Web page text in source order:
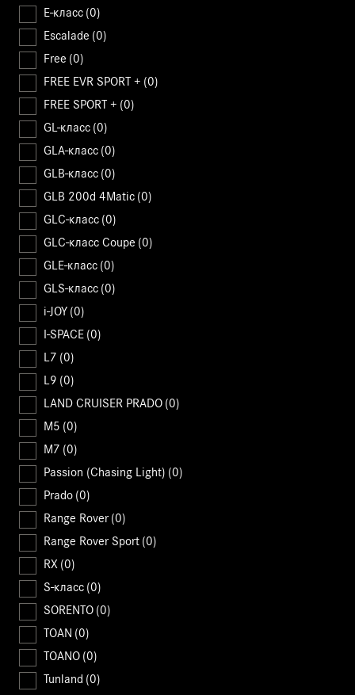
E-класс (0)
Escalade (0)
Free (0)
FREE EVR SPORT + (0)
FREE SPORT + (0)
GL-класс (0)
GLA-класс (0)
GLB-класс (0)
GLB 200d 4Matic (0)
GLC-класс (0)
GLC-класс Coupe (0)
GLE-класс (0)
GLS-класс (0)
i-JOY (0)
I-SPACE (0)
L7 (0)
L9 (0)
LAND CRUISER PRADO (0)
M5 (0)
M7 (0)
Passion (Chasing Light) (0)
Prado (0)
Range Rover (0)
Range Rover Sport (0)
RX (0)
S-класс (0)
SORENTO (0)
TOAN (0)
TOANO (0)
Tunland (0)